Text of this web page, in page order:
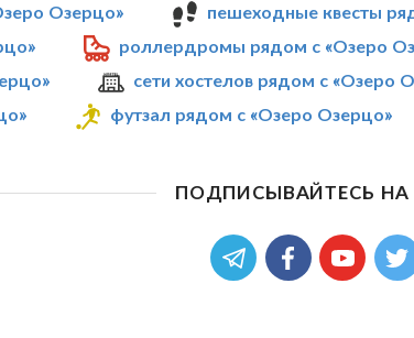
Озерцо»
пешеходные квесты
роллердромы рядом с «Озеро
сети хостелов рядом с «Озеро
футзал рядом с «Озеро Озерцо»
ПОДПИСЫВАЙТЕСЬ НА